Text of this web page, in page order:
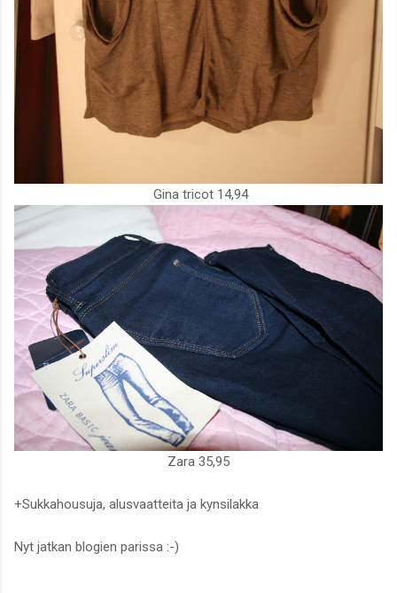
Gina tricot 14,94
Zara 35,95
+Sukkahousuja, alusvaatteita ja kynsilakka
Nyt jatkan blogien parissa :-)